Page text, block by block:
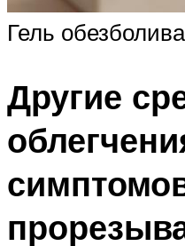
Гель
Другие